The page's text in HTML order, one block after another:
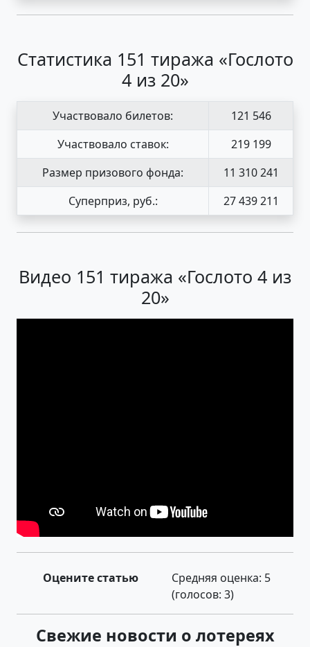
Статистика 151 тиража «Гослото
4 из 20»
Участвовало билетов:
121 546
Участвовало ставок:
219 199
Размер призового фонда:
11 310 241
Суперприз, руб.:
27 439 211
Видео 151 тиража «Гослото 4 из
20»
Оцените статью Средняя оценка: 5
(голосов: 3)
Свежие новости о лотереях